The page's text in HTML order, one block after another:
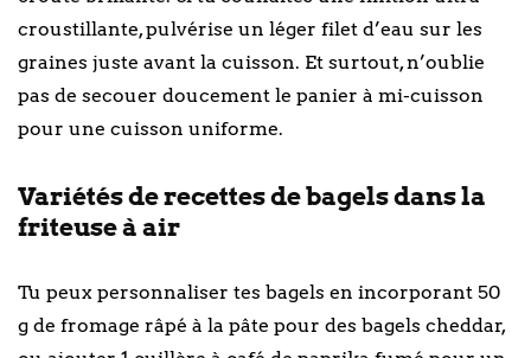
croustillante, pulvérise un léger filet d’eau sur les
graines juste avant la cuisson. Et surtout, n’oublie
pas de secouer doucement le panier à mi-cuisson
pour une cuisson uniforme.
Variétés de recettes de bagels dans la
friteuse à air
Tu peux personnaliser tes bagels en incorporant 50
g de fromage râpé à la pâte pour des bagels cheddar,